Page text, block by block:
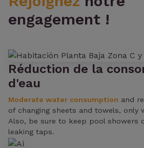
engagement !
Réduction de la
d'eau
Moderate water consumption and
of changing sheets and towels, only
Also, be sure to keep pool showers
leaking taps.